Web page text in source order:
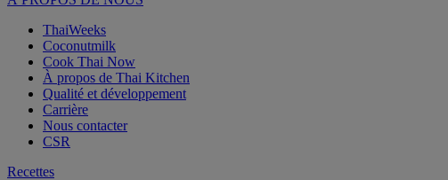
ThaiWeeks
Coconutmilk
Cook Thai Now
À propos de Thai Kitchen
Qualité et développement
Carrière
Nous contacter
CSR
Recettes